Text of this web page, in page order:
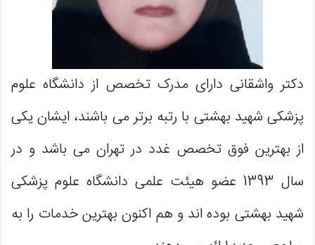
دکتر واشقانی دارای مدرک تخصص از دانشگاه علوم
پزشکی شهید بهشتی با رتبه برتر می باشند، ایشان یکی
از بهترین فوق تخصص غدد در تهران می باشد و در
سال 1393 عضو هیئت علمی دانشگاه علوم پزشکی
شهید بهشتی بوده اند و هم اکنون بهترین خدمات را به